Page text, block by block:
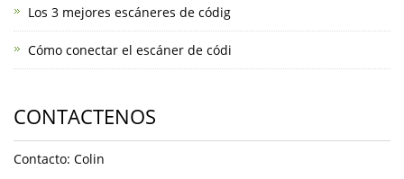
Los 3 mejores escáneres de códig
Cómo conectar el escáner de códi
CONTACTENOS
Contacto: Colin